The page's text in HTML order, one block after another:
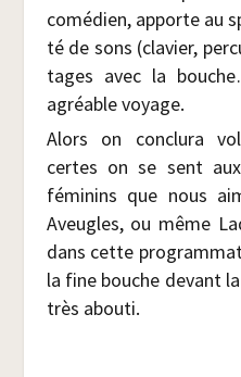
comé­dien, apporte au
té de sons (cla­vier,
tages avec la
agréable voyage.
Alors on conclu­ra
certes on se sent
fémi­nins que nous
Aveugles, ou même
dans cette
la fine bouche devant
très abouti.